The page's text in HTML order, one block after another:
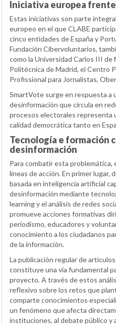
Iniciativa europea
Estas iniciativas son parte
europeo en el que CLABE
cinco entidades de España y
Fundación Cibervoluntarios,
como la Universidad Carlos III de
Politécnica de Madrid, el Centro
Profissional para Jornalistas,
SmartVote surge en respuesta a
desinformación que circula en
procesos electorales representa
calidad democrática tanto en
Tecnología e formación
desinformación
Para combatir esta
líneas de acción. En primer lugar,
basada en inteligencia artificial
desinformación mediante
learning y el análisis de redes
promueve acciones formativas
periodismo, educadores y
conocimiento a los ciudadanos
de la información.
La publicación regular de
constituye una vía fundamental
proyecto. A través de estos
reflexivo sobre los retos que
comparte conocimientos
un fenómeno que afecta
instituciones, al debate público y